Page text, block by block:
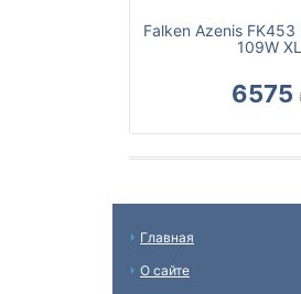
Falken Azenis
109W XL
6575
Главная
О сайте